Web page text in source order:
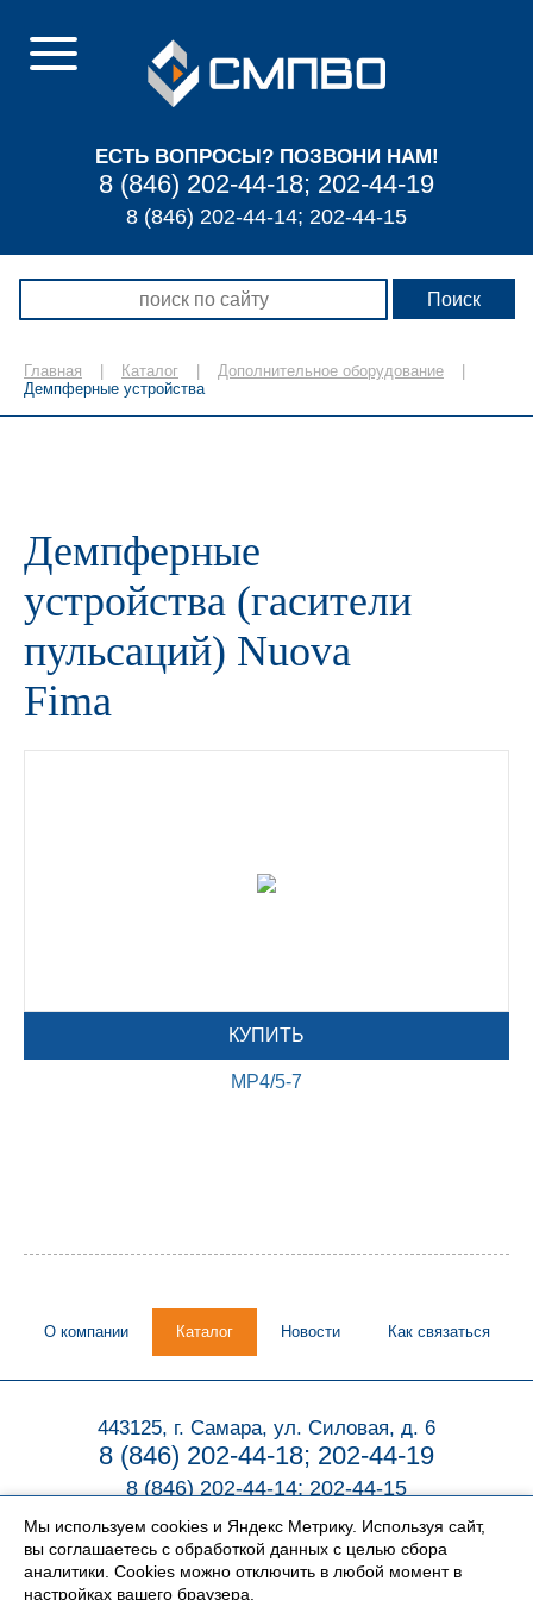
ЕСТЬ ВОПРОСЫ? ПОЗВОНИ НАМ!
8 (846) 202-44-18; 202-44-19
8 (846) 202-44-14; 202-44-15
Главная Каталог Дополнительное оборудование
Демпферные устройства
Демпферные
устройства (гасители
пульсаций) Nuova
Fima
КУПИТЬ
MP4/5-7
О компании Каталог Новости Как связаться
443125, г. Самара, ул. Силовая, д. 6
8 (846) 202-44-18; 202-44-19
8 (846) 202-44-14; 202-44-15
Мы используем cookies и Яндекс Метрику. Используя сайт,
вы соглашаетесь с обработкой данных с целью сбора
аналитики. Cookies можно отключить в любой момент в
настройках вашего браузера.